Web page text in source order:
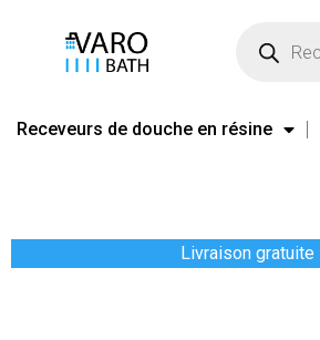
contenu
produits
Receveurs de douche en résine
Livraison gratuite